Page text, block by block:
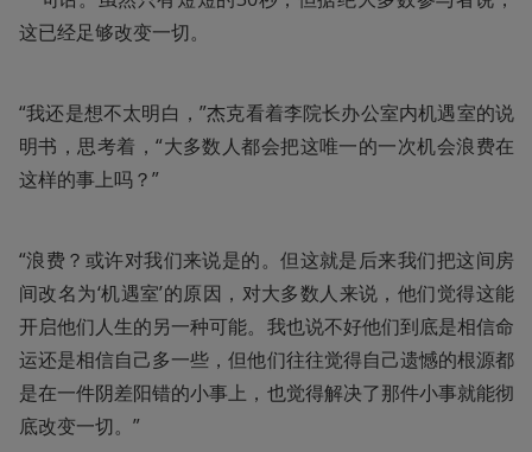
这已经足够改变一切。
“我还是想不太明白，”杰克看着李院长办公室内机遇室的说
明书，思考着，“大多数人都会把这唯一的一次机会浪费在
这样的事上吗？”
“浪费？或许对我们来说是的。但这就是后来我们把这间房
间改名为‘机遇室’的原因，对大多数人来说，他们觉得这能
开启他们人生的另一种可能。我也说不好他们到底是相信命
运还是相信自己多一些，但他们往往觉得自己遗憾的根源都
是在一件阴差阳错的小事上，也觉得解决了那件小事就能彻
底改变一切。”